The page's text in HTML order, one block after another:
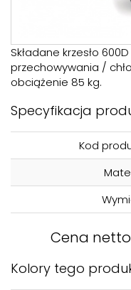
Składane krzesło
przechowywania /
obciążenie 85 kg.
Specyfikacja
Kod
Cena
Kolory tego